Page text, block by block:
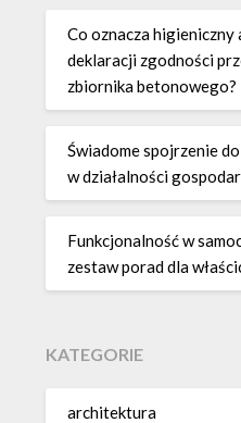
Co oznacza
deklaracji zgodności
zbiornika betonowego?
Świadome spojrzenie
w działalności
Funkcjonalność w
zestaw porad dla
KATEGORIE
architektura